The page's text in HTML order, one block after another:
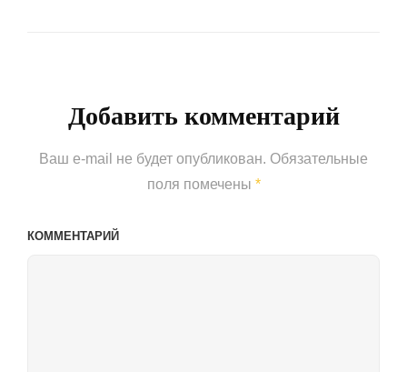
Добавить комментарий
Ваш e-mail не будет опубликован. Обязательные
поля помечены *
КОММЕНТАРИЙ